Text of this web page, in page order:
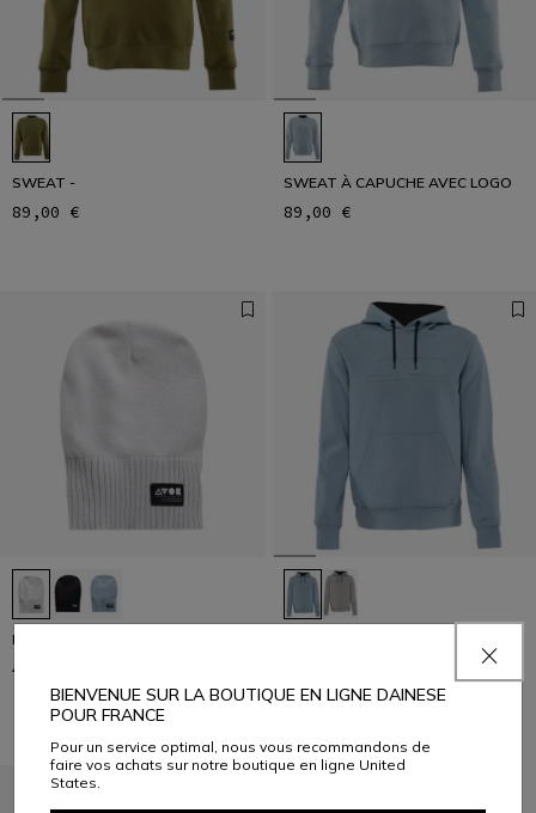
SWEAT -
89,00 €
SWEAT À CAPUCHE AVEC LOGO
89,00 €
BONNET EN MAILLE
45,00 €
109,00 €
BIENVENUE SUR LA BOUTIQUE EN LIGNE DAINESE
POUR FRANCE
Pour un service optimal, nous vous recommandons de
faire vos achats sur notre boutique en ligne United
States.